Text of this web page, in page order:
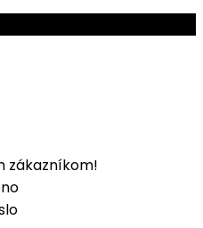
zákazníkom!